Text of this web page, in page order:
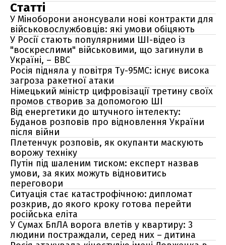
Статті
У Міноборони анонсували нові контракти для
військовослужбовців: які умови обіцяють
У Росії стають популярними ШІ-відео із
"воскреслими" військовими, що загинули в
Україні, – BBC
Росія підняла у повітря Ту-95МС: існує висока
загроза ракетної атаки
Німецький міністр цифровізації третину своїх
промов створив за допомогою ШІ
Від енергетики до штучного інтелекту:
Буданов розповів про відновлення України
після війни
Плетенчук розповів, як окупанти маскують
ворожу техніку
Путін під шаленим тиском: експерт назвав
умови, за яких можуть відновитись
переговори
Ситуація стає катастрофічною: дипломат
розкрив, до якого кроку готова перейти
російська еліта
У Сумах БпЛА ворога влетів у квартиру: 3
людини постраждали, серед них – дитина